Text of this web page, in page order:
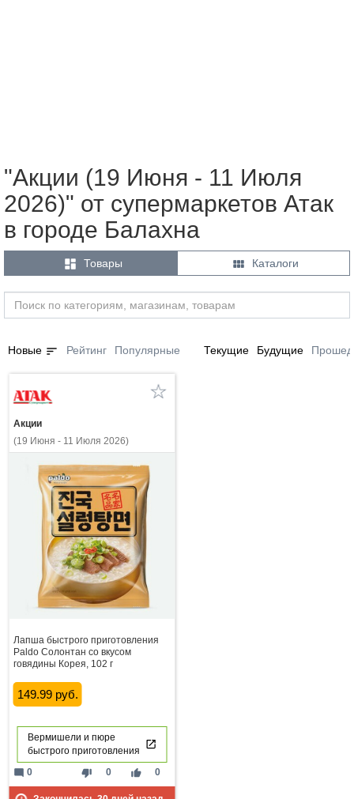
"Акции (19 Июня - 11 Июля
2026)" от супермаркетов Атак
в городе Балахна
 Товары  Каталоги
Новые sort Рейтинг Популярные Текущие Будущие
Акции
(19 Июня - 11 Июля 2026)
Лапша быстрого приготовления
Paldo Солонтан со вкусом
говядины Корея, 102 г
149.99 руб.
Вермишели и пюре
быстрого приготовления
thumb_down 0 thumb_up 0
mode_comment 0